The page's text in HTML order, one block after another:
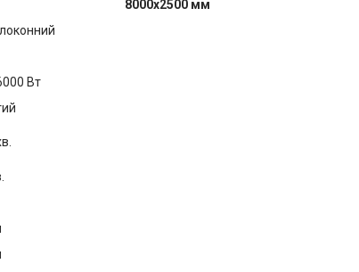
8000х2500 мм
Вт